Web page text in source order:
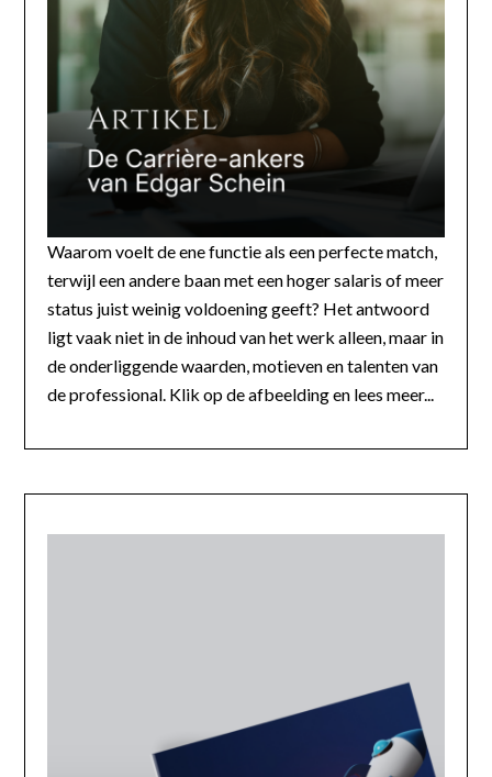
Waarom voelt de ene functie als een perfecte match,
terwijl een andere baan met een hoger salaris of meer
status juist weinig voldoening geeft? Het antwoord
ligt vaak niet in de inhoud van het werk alleen, maar in
de onderliggende waarden, motieven en talenten van
de professional. Klik op de afbeelding en lees meer...